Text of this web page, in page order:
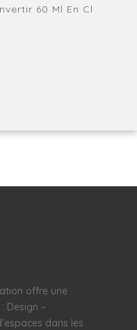
60 Ml En Cl
offre une
Design –
dans les